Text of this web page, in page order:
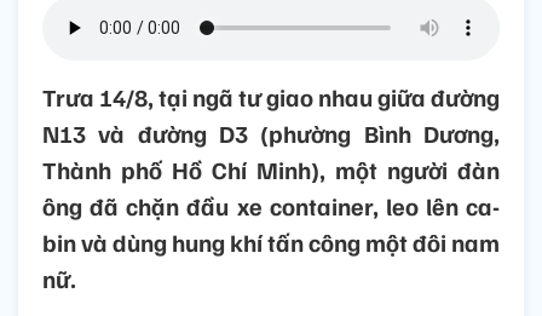
Trưa 14/8, tại ngã tư giao nhau giữa đường
N13 và đường D3 (phường Bình Dương,
Thành phố Hồ Chí Minh), một người đàn
ông đã chặn đầu xe container, leo lên ca-
bin và dùng hung khí tấn công một đôi nam
nữ.